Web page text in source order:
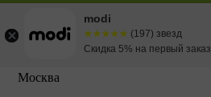
Москва
modi
☆☆☆☆☆
★★★★★ (197) звезд
Скидка 5% на первый заказ